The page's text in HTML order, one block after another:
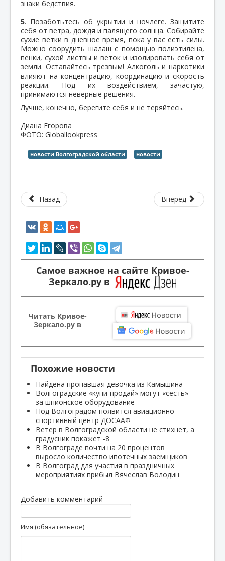
знаки бедствия.
5. Позаботьтесь об укрытии и ночлеге. Защитите
себя от ветра, дождя и палящего солнца. Собирайте
сухие ветки в дневное время, пока у вас есть силы.
Можно соорудить шалаш с помощью полиэтилена,
пенки, сухой листвы и веток и изолировать себя от
земли. Оставайтесь трезвым! Алкоголь и наркотики
влияют на концентрацию, координацию и скорость
реакции. Под их воздействием, зачастую,
принимаются неверные решения.
Лучше, конечно, берегите себя и не теряйтесь.
Диана Егорова
ФОТО: Globallookpress
новости Волгоградской области новости
Назад Вперед
Самое важное на сайте Кривое-
Зеркало.ру в
Читать Кривое-
Зеркало.ру в
Похожие новости
Найдена пропавшая девочка из Камышина
Волгоградские «купи-продай» могут «сесть»
за шпионское оборудование
Под Волгоградом появится авиационно-
спортивный центр ДОСААФ
Ветер в Волгоградской области не стихнет, а
градусник покажет -8
В Волгограде почти на 20 процентов
выросло количество ипотечных заемщиков
В Волгоград для участия в праздничных
мероприятиях прибыл Вячеслав Володин
Добавить комментарий
Имя (обязательное)